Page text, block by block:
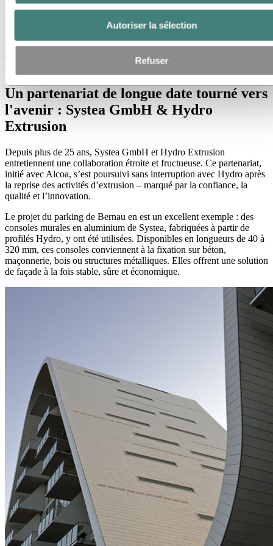
Autoriser la sélection
Refuser
Systea GmbH mise sur des liens solides – non seulement dans le
domaine de la technique de fixation, mais aussi dans sa collaboration
de longue date avec des partenaires comme Hydro Extrusion.
Ensemble, ils développent des systèmes intelligents en aluminium
qui établissent de nouvelles références en matière d’architecture et
de techniques de façade.
Un partenariat de longue date tourné vers
l'avenir : Systea GmbH & Hydro
Extrusion
Depuis plus de 25 ans, Systea GmbH et Hydro Extrusion
entretiennent une collaboration étroite et fructueuse. Ce partenariat,
initié avec Alcoa, s’est poursuivi sans interruption avec Hydro après
la reprise des activités d’extrusion – marqué par la confiance, la
qualité et l’innovation.
Le projet du parking de Bernau en est un excellent exemple : des
consoles murales en aluminium de Systea, fabriquées à partir de
profilés Hydro, y ont été utilisées. Disponibles en longueurs de 40 à
320 mm, ces consoles conviennent à la fixation sur béton,
maçonnerie, bois ou structures métalliques. Elles offrent une solution
de façade à la fois stable, sûre et économique.